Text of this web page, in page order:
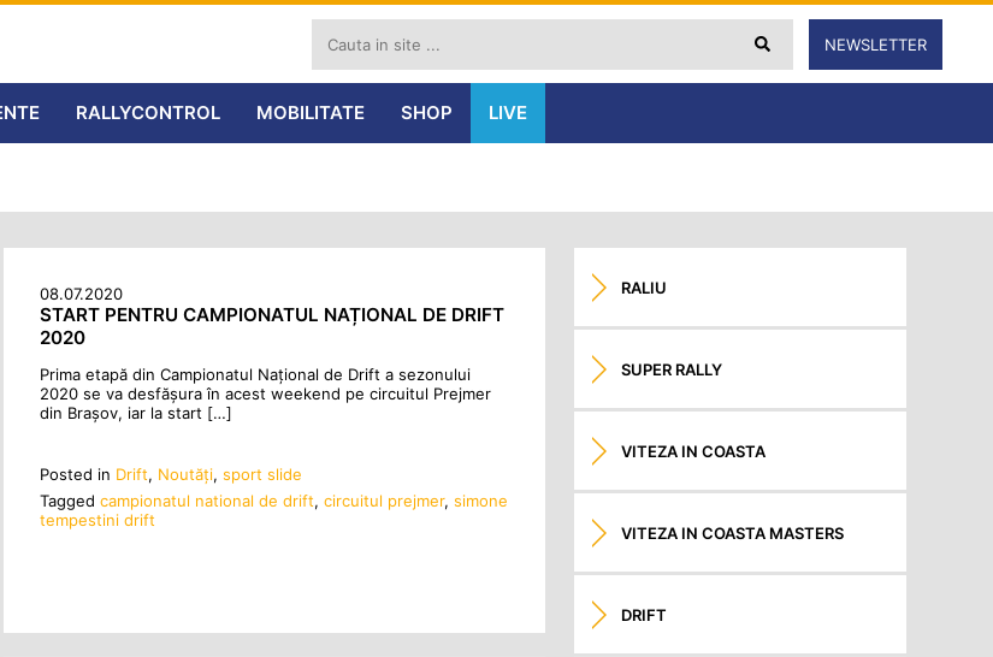
NEWSLETTER
RALLYCONTROL MOBILITATE SHOP LIVE
08.07.2020
START PENTRU CAMPIONATUL NAȚIONAL DE DRIFT
2020
Prima etapă din Campionatul Național de Drift a sezonului
2020 se va desfășura în acest weekend pe circuitul Prejmer
din Brașov, iar la start […]
Posted in Drift, Noutăţi, sport slide
Tagged campionatul national de drift, circuitul prejmer, simone
tempestini drift
RALIU
SUPER RALLY
VITEZA IN COASTA
VITEZA IN COASTA MASTERS
DRIFT